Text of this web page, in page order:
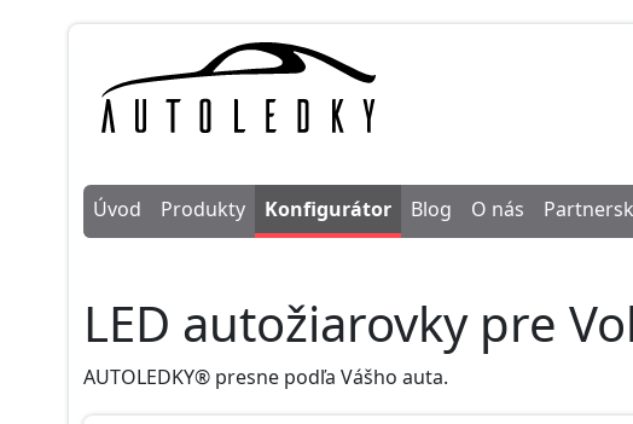
Úvod
Produkty Konfigurátor Blog O nás
LED autožiarovky pre
AUTOLEDKY® presne podľa Vášho auta.